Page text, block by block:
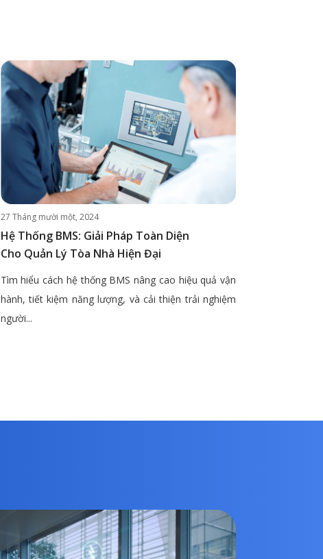
27 Tháng mười một, 2024
Hệ Thống BMS: Giải Pháp Toàn Diện
Cho Quản Lý Tòa Nhà Hiện Đại
Tìm hiểu cách hệ thống BMS nâng cao hiệu quả vận
hành, tiết kiệm năng lượng, và cải thiện trải nghiệm
người...